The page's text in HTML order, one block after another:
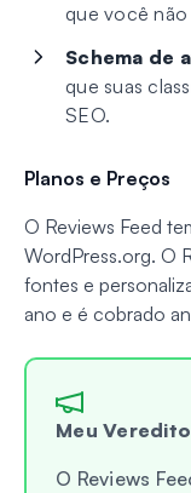
que você não
Schema de
que suas
SEO.
Planos e Preços
O Reviews Feed
WordPress.org. O
fontes e
ano e é cobrado
Meu Veredito
O Reviews